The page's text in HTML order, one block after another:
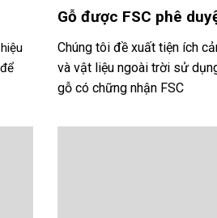
Gỗ được FSC phê
Chúng tôi đề xuất tiện ích
và vật liệu ngoài trời sử
gỗ có chững nhận FSC